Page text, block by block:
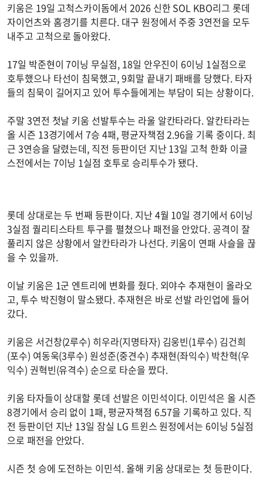
키움은 19일 고척스카이돔에서 2026 신한 SOL KBO리그 롯데
자이언츠와 홈경기를 치른다. 대구 원정에서 주중 3연전을 모두
내주고 고척으로 돌아왔다.
17일 박준현이 7이닝 무실점, 18일 안우진이 6이닝 1실점으로
호투했으나 타선이 침묵했고, 9회말 끝내기 패배를 당했다. 타자
들의 침묵이 길어지고 있어 투수들에게는 부담이 되는 상황이다.
주말 3연전 첫날 키움 선발투수는 라울 알칸타라다. 알칸타라는
올 시즌 13경기에서 7승 4패, 평균자책점 2.96을 기록 중이다. 최
근 3연승을 달렸는데, 직전 등판이던 지난 13일 고척 한화 이글
스전에서는 7이닝 1실점 호투로 승리투수가 됐다.
롯데 상대로는 두 번째 등판이다. 지난 4월 10일 경기에서 6이닝
3실점 퀄리티스타트 투구를 펼쳤으나 패전을 안았다. 공격이 잘
풀리지 않은 상황에서 알칸타라가 나선다. 키움이 연패 사슬을 끊
을 수 있을까.
이날 키움은 1군 엔트리에 변화를 줬다. 외야수 추재현이 올라오
고, 투수 박진형이 말소됐다. 추재현은 바로 선발 라인업에 들어
갔다.
키움은 서건창(2루수) 히우라(지명타자) 김웅빈(1루수) 김건희
(포수) 여동욱(3루수) 원성준(중견수) 추재현(좌익수) 박찬혁(우
익수) 권혁빈(유격수) 순으로 타순을 짰다.
키움 타자들이 상대할 롯데 선발은 이민석이다. 이민석은 올 시즌
8경기에서 승리 없이 1패, 평균자책점 6.57을 기록하고 있다. 직
전 등판이던 지난 13일 잠실 LG 트윈스 원정에서는 6이닝 5실점
으로 패전을 안았다.
시즌 첫 승에 도전하는 이민석. 올해 키움 상대로는 첫 등판이다.